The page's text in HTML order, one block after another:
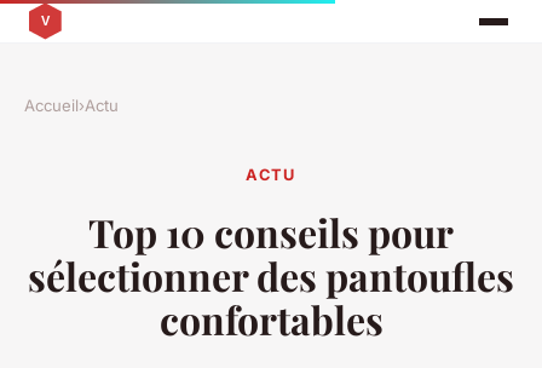
Accueil›Actu
ACTU
Top 10 conseils pour
sélectionner des pantoufles
confortables